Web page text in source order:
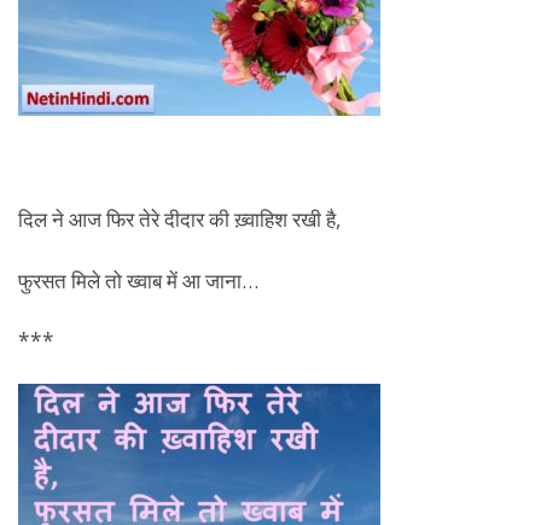
दिल ने आज फिर तेरे दीदार की ख़्वाहिश रखी है,
फुरसत मिले तो ख्वाब में आ जाना…
***